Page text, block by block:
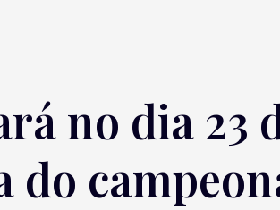
no dia 23
do